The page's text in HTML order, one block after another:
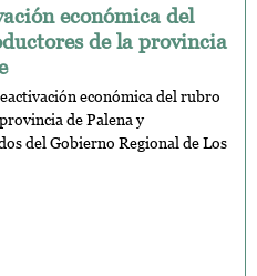
económica del
de la provincia
económica del rubro
de Palena y
del Gobierno Regional de Los